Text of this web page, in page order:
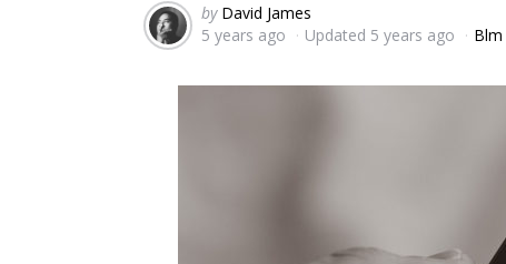
Posted
by
by David James
5 years ago
Updated 5 years ago Blm